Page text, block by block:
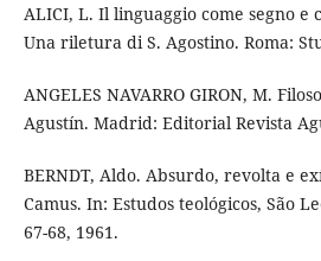
ALICI, L. Il linguaggio come segno e
Una riletura di S. Agostino. Roma:
ANGELES NAVARRO GIRON, M.
Agustín. Madrid: Editorial Revista
BERNDT, Aldo. Absurdo, revolta e
Camus. In: Estudos teológicos, São
67-68, 1961.